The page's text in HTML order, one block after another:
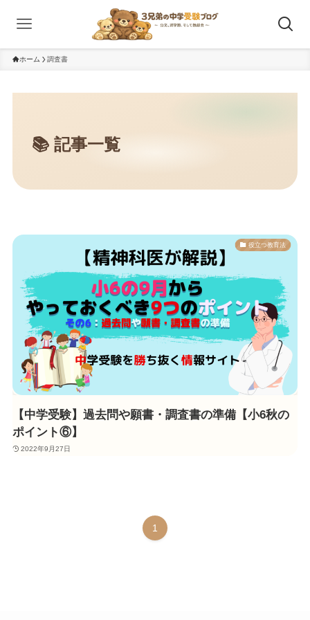
ホーム 調査書
役立つ教育法
【中学受験】過去問や願書・調査書の準備【小6秋の
ポイント⑥】
2022年9月27日
1